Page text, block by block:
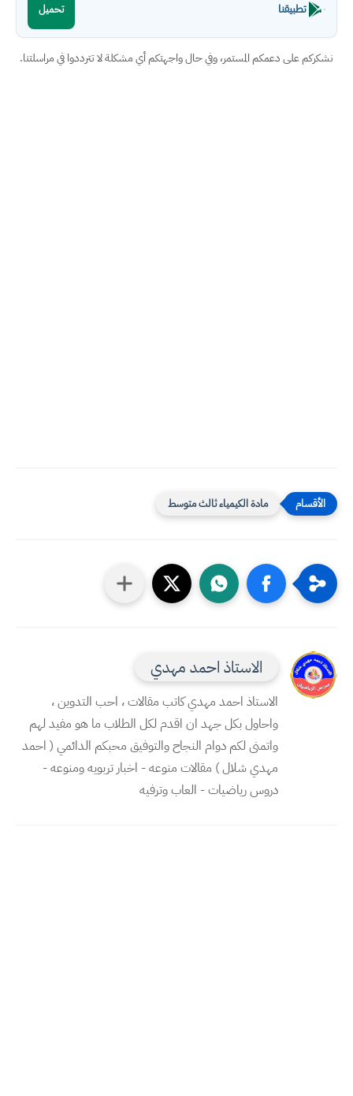
تطبيقنا تحميل
نشكركم على دعمكم المستمر، وفي حال واجهتكم أي مشكلة لا تترددوا في مراسلتنا.
مادة الكيمياء ثالث متوسط
الاستاذ احمد مهدي
الاستاذ احمد مهدي كاتب مقالات ، احب التدوين ،
واحاول بكل جهد ان اقدم لكل الطلاب ما هو مفيد لهم
واتمنى لكم دوام النجاح والتوفيق محبكم الدائمي ( احمد
مهدي شلال ) مقالات منوعه - اخبار تربويه ومنوعه -
دروس رياضيات - العاب وترفيه